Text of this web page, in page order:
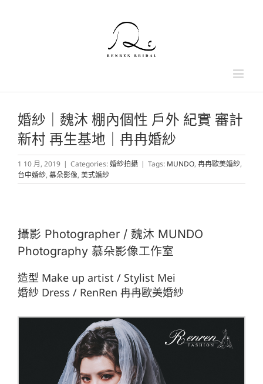
婚紗｜魏沐 棚內個性 戶外 紀實 審計
新村 再生基地｜冉冉婚紗
1 10 月, 2019 | Categories:婚紗拍攝 | Tags: MUNDO, 冉冉歐美婚紗,
台中婚紗, 慕朵影像, 美式婚紗
攝影 Photographer / 魏沐 MUNDO
Photography 慕朵影像工作室
造型 Make up artist / Stylist Mei
婚紗 Dress / RenRen 冉冉歐美婚紗